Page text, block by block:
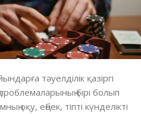
тәуелділік қазіргі
бірі болып
оқу, еңбек, тіпті күнделікті